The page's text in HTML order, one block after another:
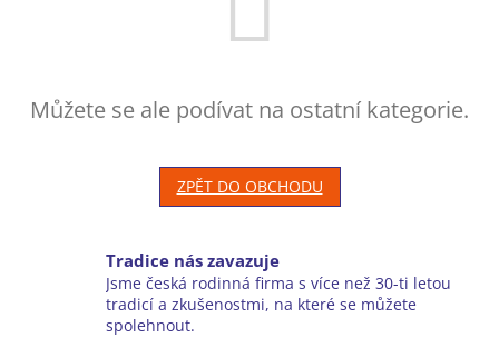
Můžete se ale podívat na ostatní kategorie.
ZPĚT DO OBCHODU
Tradice nás zavazuje
Jsme česká rodinná firma s více než 30-ti letou
tradicí a zkušenostmi, na které se můžete
spolehnout.